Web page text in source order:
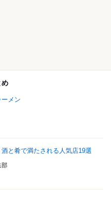
め
ーメン
と肴で満たされる人気店19選
部